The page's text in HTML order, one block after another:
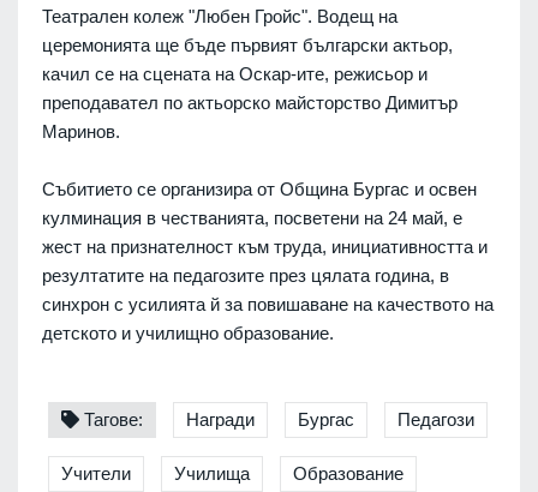
Театрален колеж "Любен Гройс". Водещ на
церемонията ще бъде първият български актьор,
качил се на сцената на Оскар-ите, режисьор и
преподавател по актьорско майсторство Димитър
Маринов.
Събитието се организира от Община Бургас и освен
кулминация в честванията, посветени на 24 май, е
жест на признателност към труда, инициативността и
резултатите на педагозите през цялата година, в
синхрон с усилията й за повишаване на качеството на
детското и училищно образование.
Тагове: Награди Бургас Педагози
Учители Училища Образование